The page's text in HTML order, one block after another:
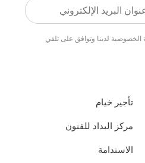
لدينا وتوافق على تلقي
تأجير خيام
مركز البداد للفنون
الاستدامة